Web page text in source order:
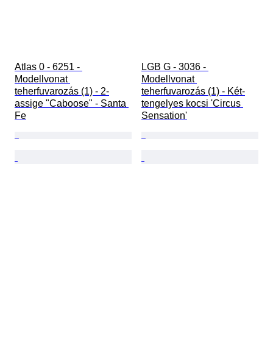
Atlas 0 - 6251 -
Modellvonat
teherfuvarozás (1) - 2-
assige "Caboose" - Santa
Fe
LGB G - 3036 -
Modellvonat
teherfuvarozás (1) - Két-
tengelyes kocsi 'Circus
Sensation'